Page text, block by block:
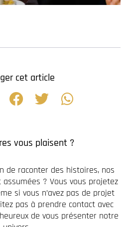
cet article
vous plaisent ?
de raconter des histoires, nos
? Vous vous projetez
si vous n’avez pas de projet
pas à prendre contact avec
de vous présenter notre